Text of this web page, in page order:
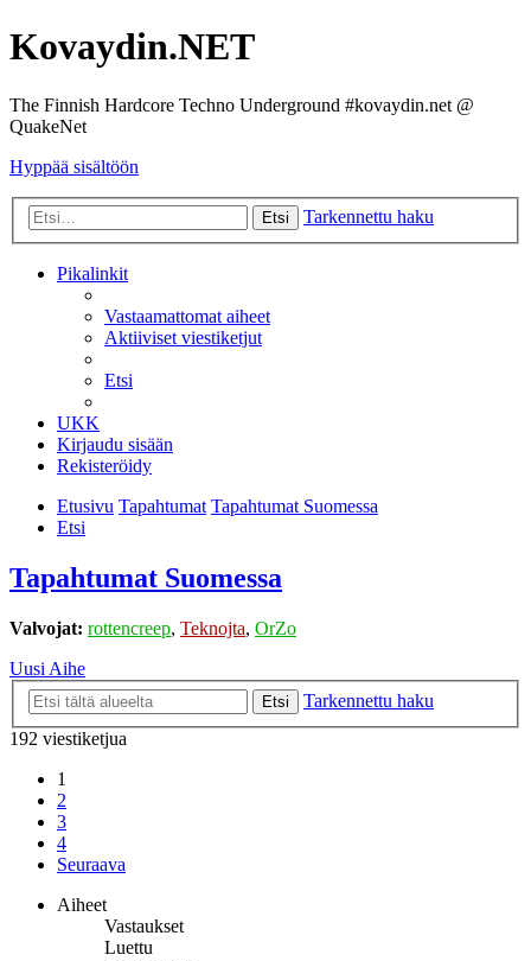
Kovaydin.NET
The Finnish Hardcore Techno Underground #kovaydin.net @
QuakeNet
Hyppää sisältöön
Etsi Tarkennettu haku
Pikalinkit
Vastaamattomat aiheet
Aktiiviset viestiketjut
Etsi
UKK
Kirjaudu sisään
Rekisteröidy
Etusivu Tapahtumat Tapahtumat Suomessa
Etsi
Tapahtumat Suomessa
Valvojat: rottencreep, Teknojta, OrZo
Uusi Aihe
Etsi
Tarkennettu haku
192 viestiketjua
1
2
3
4
Seuraava
Aiheet
Vastaukset
Luettu